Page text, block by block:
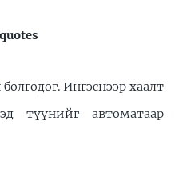
Ингэснээр хаалт
түүнийг автоматаар